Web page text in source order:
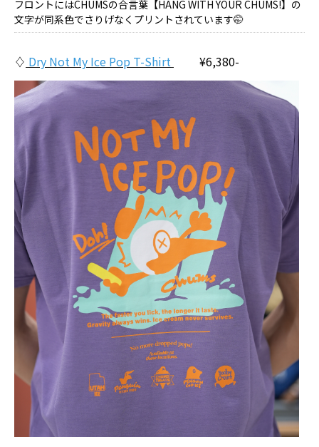
フロントにはCHUMSの合言葉【HANG WITH YOUR CHUMS!】の
文字が同系色でさりげなくプリントされています🤭
♢ Dry Not My Ice Pop T-Shirt ¥6,380-